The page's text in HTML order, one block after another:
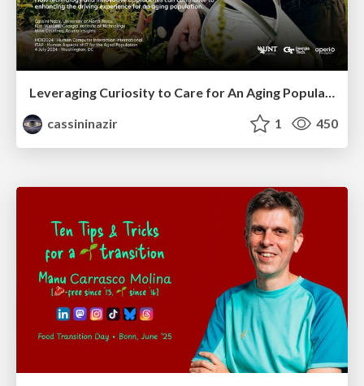
Leveraging Curiosity to Care for An Aging Population
cassininazir
1 450